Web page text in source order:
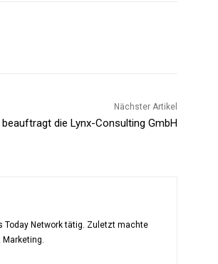
Nächster Artikel
beauftragt die Lynx-Consulting GmbH
Today Network tätig. Zuletzt machte
Marketing.